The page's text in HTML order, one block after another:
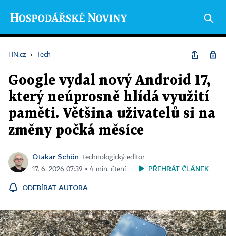
HN.cz › Tech
Google vydal nový Android 17,
který neúprosně hlídá využití
paměti. Většina uživatelů si na
změny počká měsíce
Otakar Schön
technologický editor
17. 6. 2026 07:39 ▪ 4 min. čtení
PŘEHRÁT ČLÁNEK
ODEBÍRAT AUTORA